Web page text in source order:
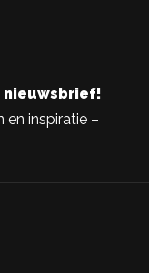
nieuwsbrief!
en inspiratie –